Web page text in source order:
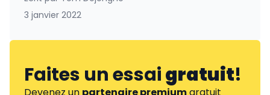
3 janvier 2022
Faites un essaigratuit!